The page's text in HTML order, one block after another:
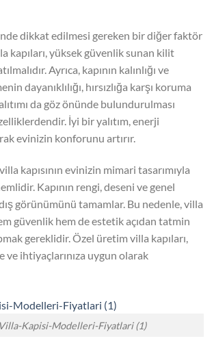
dikkat edilmesi gereken bir diğer faktör
kapıları, yüksek güvenlik sunan kilit
Ayrıca, kapının kalınlığı ve
dayanıklılığı, hırsızlığa karşı koruma
da göz önünde bulundurulması
İyi bir yalıtım, enerji
evinizin konforunu artırır.
kapısının evinizin mimari tasarımıyla
Kapının rengi, deseni ve genel
görünümünü tamamlar. Bu nedenle, villa
güvenlik hem de estetik açıdan tatmin
gereklidir. Özel üretim villa kapıları,
ve ihtiyaçlarınıza uygun olarak
Kapisi-Modelleri-Fiyatlari (1)